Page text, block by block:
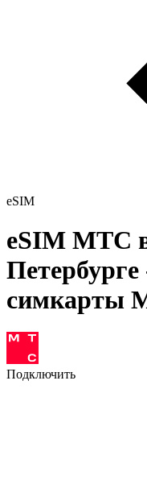
eSIM
eSIM МТС
симкарты
Подключить